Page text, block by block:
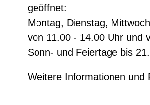
geöffnet:
Montag, Dienstag,
von 11.00 - 14.00 Uhr und
Sonn- und Feiertage bis
Weitere Informationen und